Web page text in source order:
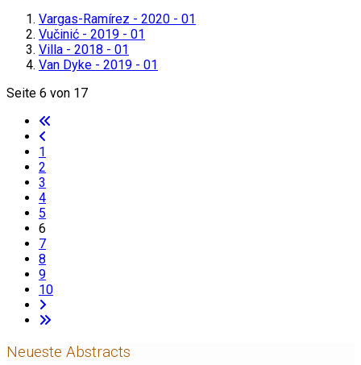
Vargas-Ramírez - 2020 - 01
Vučinić - 2019 - 01
Villa - 2018 - 01
Van Dyke - 2019 - 01
Seite 6 von 17
1
2
3
4
5
6
7
8
9
10
Neueste Abstracts